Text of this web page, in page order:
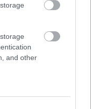
and other
que puedes dejar
¡gratis!